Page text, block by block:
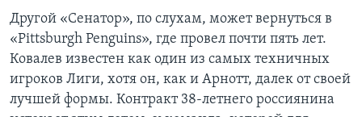
Другой «Сенатор», по слухам, может вернуться в
«Pittsburgh Penguins», где провел почти пять лет.
Ковалев известен как один из самых техничных
игроков Лиги, хотя он, как и Арнотт, далек от своей
лучшей формы. Контракт 38-летнего россиянина